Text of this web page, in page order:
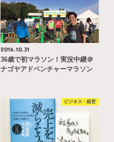
2016.10.31
36歳で初マラソン！実況中継＠
ナゴヤアドベンチャーマラソン
ビジネス・経営